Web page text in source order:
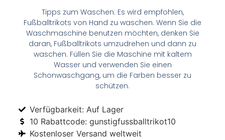
Tipps zum Waschen: Es wird empfohlen,
Fußballtrikots von Hand zu waschen. Wenn Sie die
Waschmaschine benutzen möchten, denken Sie
daran, Fußballtrikots umzudrehen und dann zu
waschen. Füllen Sie die Maschine mit kaltem
Wasser und verwenden Sie einen
Schonwaschgang, um die Farben besser zu
schützen.
Verfügbarkeit: Auf Lager
10 Rabattcode: gunstigfussballtrikot10
Kostenloser Versand weltweit